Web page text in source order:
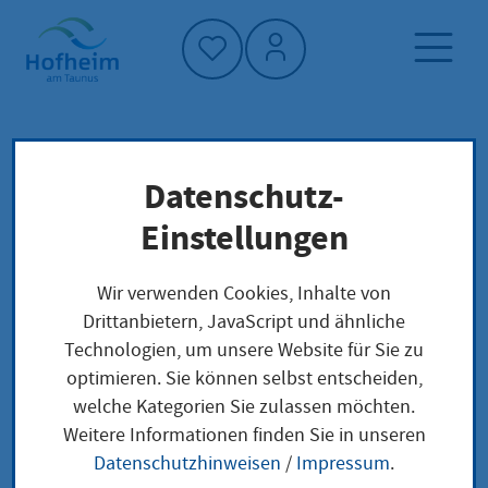
Startseite"
Dienstleistung-Finder
Lokale Anliegen
Freiverkaufszertifikate für aktive In-vitro
Diagnostika beantragen
Freiverkaufszertifikat
e für aktive In-vitro
Datenschutz-
Einstellungen
Wir verwenden Cookies, Inhalte von
Drittanbietern, JavaScript und ähnliche
Technologien, um unsere Website für Sie zu
optimieren. Sie können selbst entscheiden,
welche Kategorien Sie zulassen möchten.
Weitere Informationen finden Sie in unseren
Datenschutzhinweisen / Impressum.